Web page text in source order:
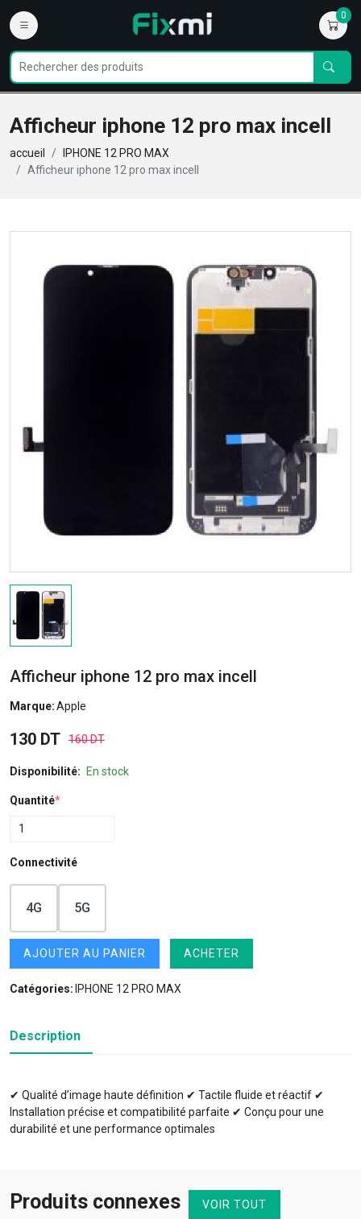
0
Afficheur iphone 12 pro max incell
accueil
IPHONE 12 PRO MAX
Afficheur iphone 12 pro max incell
Afficheur iphone 12 pro max incell
Marque:Apple
130 DT 160 DT
Disponibilité: En stock
Quantité*
Connectivité
4G 5G
AJOUTER AU PANIER ACHETER
Catégories: IPHONE 12 PRO MAX
Description
✔ Qualité d’image haute définition ✔ Tactile fluide et réactif ✔
Installation précise et compatibilité parfaite ✔ Conçu pour une
durabilité et une performance optimales
Produits connexes VOIR TOUT